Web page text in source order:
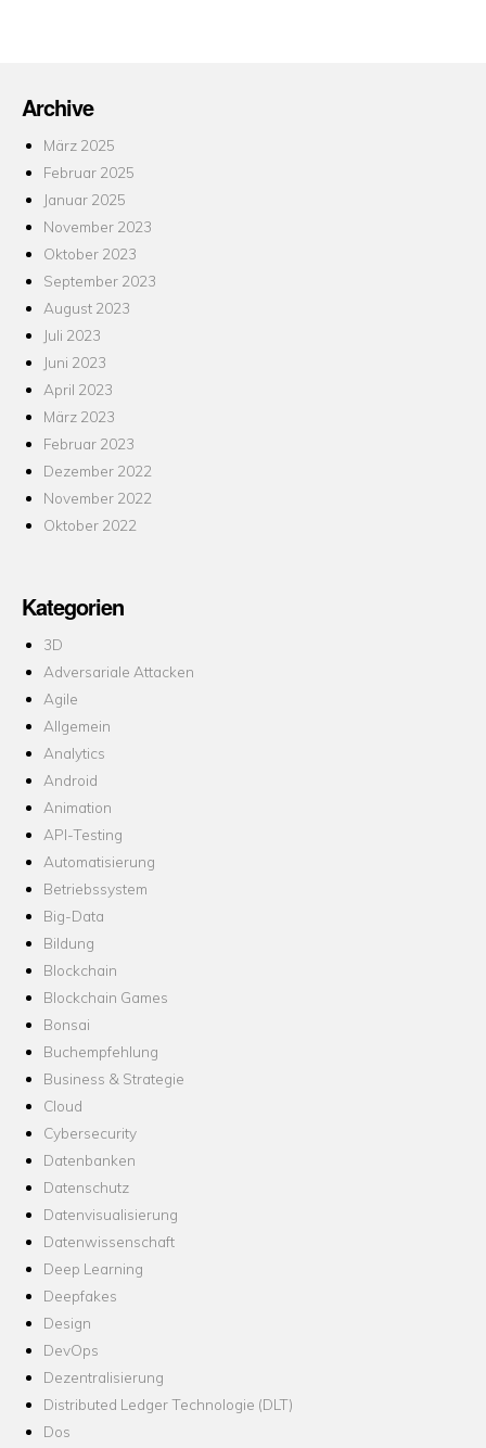
Archive
März 2025
Februar 2025
Januar 2025
November 2023
Oktober 2023
September 2023
August 2023
Juli 2023
Juni 2023
April 2023
März 2023
Februar 2023
Dezember 2022
November 2022
Oktober 2022
Kategorien
3D
Adversariale Attacken
Agile
Allgemein
Analytics
Android
Animation
API-Testing
Automatisierung
Betriebssystem
Big-Data
Bildung
Blockchain
Blockchain Games
Bonsai
Buchempfehlung
Business & Strategie
Cloud
Cybersecurity
Datenbanken
Datenschutz
Datenvisualisierung
Datenwissenschaft
Deep Learning
Deepfakes
Design
DevOps
Dezentralisierung
Distributed Ledger Technologie (DLT)
Dos